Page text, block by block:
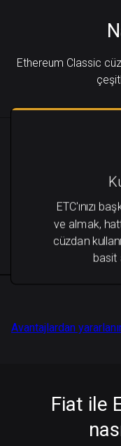
Ethereum Classic
ETC'ınızı
ve almak,
cüzdan
basit
Avantajlardan
Fiat ile